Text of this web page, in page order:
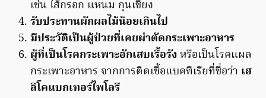
เช่น ไส้กรอก แหนม กุนเชียง
รับประทานผักผลไม้น้อยเกินไป
มีประวัติเป็นผู้ป่วยที่เคยผ่าตัดกระเพาะอาหาร
ผู้ที่เป็นโรคกระเพาะอักเสบเรื้อรังหรือเป็นโรคแผล
กระเพาะอาหาร จากการติดเชื้อแบคทีเรียที่ชื่อว่า เฮ
ลิโคแบกเทอร์ไพโลรี